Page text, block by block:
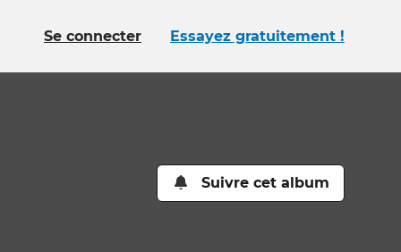
Se connecter Essayez gratuitement !
Suivre cet album